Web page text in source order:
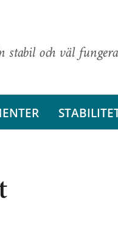
stabil och väl